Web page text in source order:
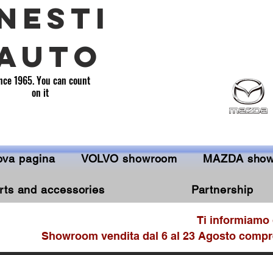
1965. You can count
on it
pagina VOLVO showroom MAZDA
and accessories Partnership
Ti informiamo
Showroom vendita dal 6 al 23 Agosto